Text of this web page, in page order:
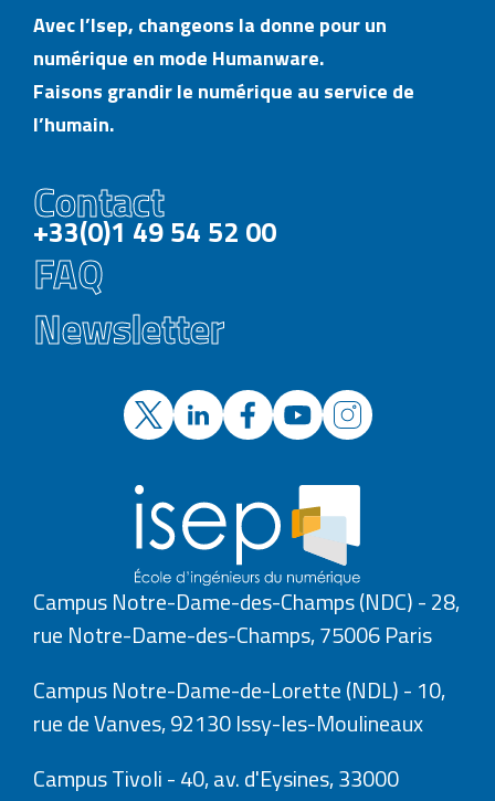
Avec l’Isep, changeons la donne pour un
numérique en mode Humanware.
Faisons grandir le numérique au service de
l’humain.
Contact
+33(0)1 49 54 52 00
FAQ
Newsletter
Campus Notre-Dame-des-Champs (NDC) - 28,
rue Notre-Dame-des-Champs, 75006 Paris
Campus Notre-Dame-de-Lorette (NDL) - 10,
rue de Vanves, 92130 Issy-les-Moulineaux
Campus Tivoli - 40, av. d'Eysines, 33000